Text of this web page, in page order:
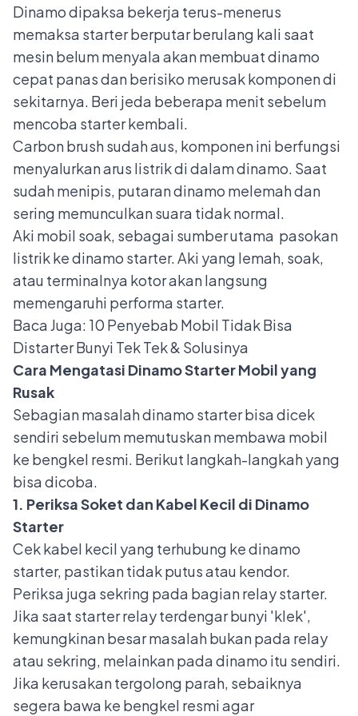
Dinamo dipaksa bekerja terus-menerus
memaksa starter berputar berulang kali saat
mesin belum menyala akan membuat dinamo
cepat panas dan berisiko merusak komponen di
sekitarnya. Beri jeda beberapa menit sebelum
mencoba starter kembali.
Carbon brush sudah aus, komponen ini berfungsi
menyalurkan arus listrik di dalam dinamo. Saat
sudah menipis, putaran dinamo melemah dan
sering memunculkan suara tidak normal.
Aki mobil soak, sebagai sumber utama pasokan
listrik ke dinamo starter. Aki yang lemah, soak,
atau terminalnya kotor akan langsung
memengaruhi performa starter.
Baca Juga: 10 Penyebab Mobil Tidak Bisa
Distarter Bunyi Tek Tek & Solusinya
Cara Mengatasi Dinamo Starter Mobil yang
Rusak
Sebagian masalah dinamo starter bisa dicek
sendiri sebelum memutuskan membawa mobil
ke bengkel resmi. Berikut langkah-langkah yang
bisa dicoba.
1. Periksa Soket dan Kabel Kecil di Dinamo
Starter
Cek kabel kecil yang terhubung ke dinamo
starter, pastikan tidak putus atau kendor.
Periksa juga sekring pada bagian relay starter.
Jika saat starter relay terdengar bunyi 'klek',
kemungkinan besar masalah bukan pada relay
atau sekring, melainkan pada dinamo itu sendiri.
Jika kerusakan tergolong parah, sebaiknya
segera bawa ke bengkel resmi agar